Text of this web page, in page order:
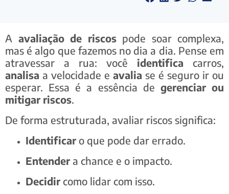
A avaliação de riscospode soar complexa,
mas é algo que fazemos no dia a dia. Pense em
atravessar a rua: você identifica carros,
analisa a velocidade e avalia se é seguro ir ou
esperar. Essa é a essência de gerenciar ou
mitigar riscos.
De forma estruturada, avaliar riscos significa:
Identificar o que pode dar errado.
Entender a chance e o impacto.
Decidir como lidar com isso.